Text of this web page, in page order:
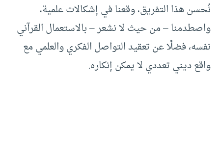
نُحسن هذا التفريق، وقعنا في إشكالات علمية،
واصطدمنا – من حيث لا نشعر – بالاستعمال القرآني
نفسه، فضلًا عن تعقيد التواصل الفكري والعلمي مع
واقع ديني تعددي لا يمكن إنكاره.